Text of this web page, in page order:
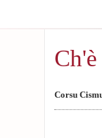
Corsu